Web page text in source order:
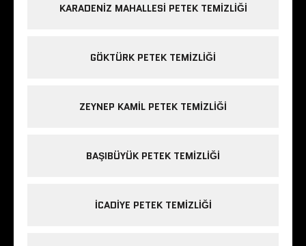
KARADENIZ MAHALLESI PETEK TEMIZLIĞI
GÖKTÜRK PETEK TEMIZLIĞI
ZEYNEP KAMIL PETEK TEMIZLIĞI
BAŞIBÜYÜK PETEK TEMIZLIĞI
ICADIYE PETEK TEMIZLIĞI